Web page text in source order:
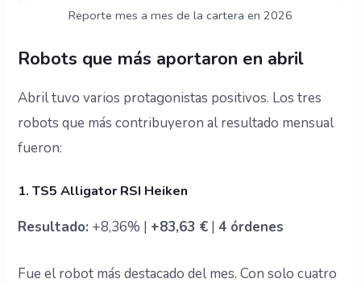
Reporte mes a mes de la cartera en 2026
Robots que más aportaron en abril
Abril tuvo varios protagonistas positivos. Los tres
robots que más contribuyeron al resultado mensual
fueron:
1. TS5 Alligator RSI Heiken
Resultado: +8,36% | +83,63 € |4 órdenes
Fue el robot más destacado del mes. Con solo cuatro